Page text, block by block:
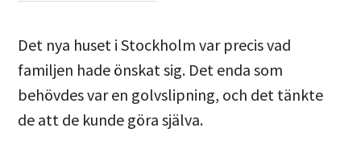
Det nya huset i Stockholm var precis vad
familjen hade önskat sig. Det enda som
behövdes var en golvslipning, och det tänkte
de att de kunde göra själva.